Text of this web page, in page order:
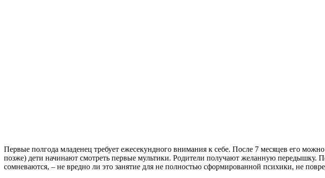
Первые полгода младенец требует ежесекундного внимания к себе. После 7 месяцев его
позже) дети начинают смотреть первые мультики. Родители получают желанную передышку.
сомневаются, – не вредно ли это занятие для не полностью сформированной психики, не